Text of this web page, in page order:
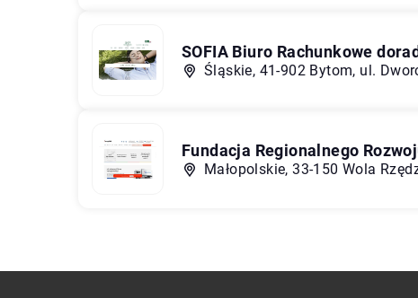
SOFIA Biuro Rachunkowe
Śląskie, 41-902 Bytom, ul.
Fundacja Regionalnego
Małopolskie, 33-150 Wola